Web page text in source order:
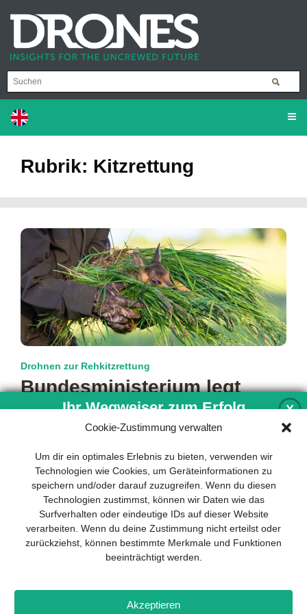
Cookie-Zustimmung verwalten
Um dir ein optimales Erlebnis zu bieten, verwenden wir
Technologien wie Cookies, um Geräteinformationen zu
speichern und/oder darauf zuzugreifen. Wenn du diesen
Technologien zustimmst, können wir Daten wie das
Surfverhalten oder eindeutige IDs auf dieser Website
verarbeiten. Wenn du deine Zustimmung nicht erteilst oder
zurückziehst, können bestimmte Merkmale und Funktionen
beeinträchtigt werden.
Akzeptieren
Rubrik: Kitzrettung
Drohnen zur Rehkitzrettung
Bundesministerium legt
neues Förderprogramm auf
In den vergangenen Jahren hat sich der Einsatz von
Rettung von Rehkitzen undmehr…
Impressum Datenschutz Kontakt Drones+
Magazin-
Mediadaten
X
Ihr Wegweiser zum Erfolg
nachhaltigen Geschäftsmodells sind für
jedes Unternehmen unverzichtbar. Das
Business Model Canvas hilft, sich dabei
auf das Wesentliche zu konzentrieren
und stets im Blick zu behalten, worauf es
wirklich ankommt.
Abonnieren Sie unseren kostenlosen
herunter: „Vom Produkt zum Business: